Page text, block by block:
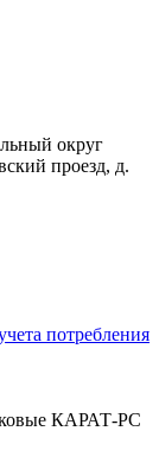
округ
проезд, д.
потребления
КАРАТ-РС